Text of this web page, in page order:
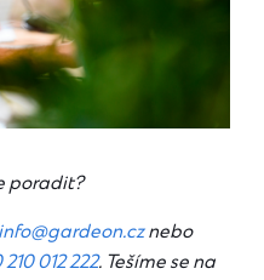
poradit?
info@gardeon.cznebo
012 222. Tešíme se na